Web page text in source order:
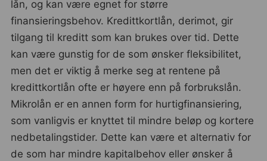
lån, og kan være egnet for større
finansieringsbehov. Kredittkortlån, derimot, gir
tilgang til kreditt som kan brukes over tid. Dette
kan være gunstig for de som ønsker fleksibilitet,
men det er viktig å merke seg at rentene på
kredittkortlån ofte er høyere enn på forbrukslån.
Mikrolån er en annen form for hurtigfinansiering,
som vanligvis er knyttet til mindre beløp og kortere
nedbetalingstider. Dette kan være et alternativ for
de som har mindre kapitalbehov eller ønsker å